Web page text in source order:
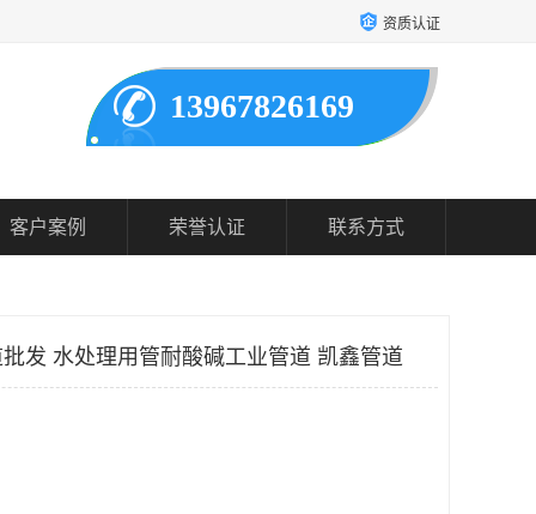
资质认证
13967826169
客户案例 荣誉认证 联系方式
发 水处理用管耐酸碱工业管道 凯鑫管道